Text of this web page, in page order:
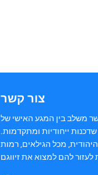
צור קשר
משלב בין המגע האישי של
ייחודיות ומתקדמות.
מכל הגילאים, רמות